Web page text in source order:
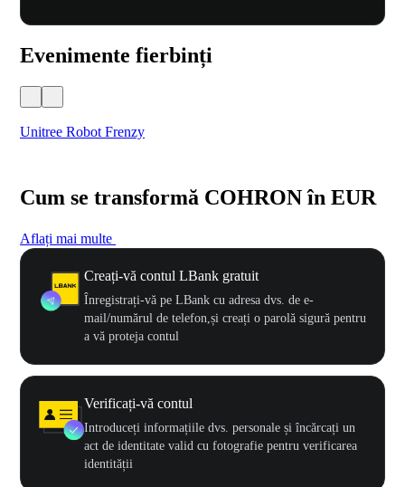
Evenimente fierbinți
Unitree Robot Frenzy
Cum se transformă COHRON în EUR
Aflați mai multe
Creați-vă contul LBank gratuit
Înregistrați-vă pe LBank cu adresa dvs. de e-
mail/numărul de telefon,și creați o parolă sigură pentru
a vă proteja contul
Verificați-vă contul
Introduceți informațiile dvs. personale și încărcați un
act de identitate valid cu fotografie pentru verificarea
identității